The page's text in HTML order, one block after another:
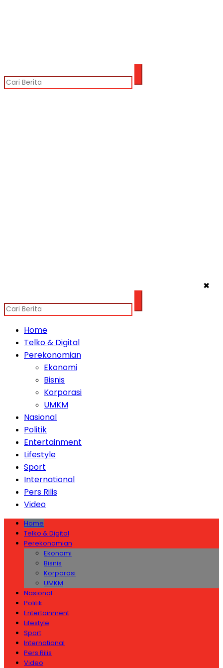
✖
Home
Telko & Digital
Perekonomian
Ekonomi
Bisnis
Korporasi
UMKM
Nasional
Politik
Entertainment
Lifestyle
Sport
International
Pers Rilis
Video
Home
Telko & Digital
Perekonomian
Ekonomi
Bisnis
Korporasi
UMKM
Nasional
Politik
Entertainment
Lifestyle
Sport
International
Pers Rilis
Video